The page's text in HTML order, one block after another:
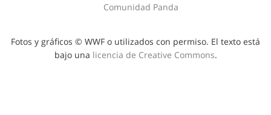
Comunidad Panda
Fotos y gráficos © WWF o utilizados con permiso. El texto está
bajo una licencia de Creative Commons.